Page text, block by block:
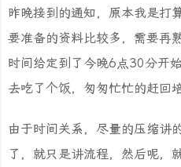
昨晚接到的通知，原本我是打
要准备的资料比较多，需要再
时间给定到了今晚6点30分开
去吃了个饭，匆匆忙忙的赶回
由于时间关系，尽量的压缩讲
了，就只是讲流程，然后呢